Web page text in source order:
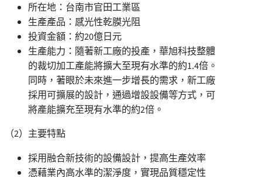
所在地：台南市官田工業區
生產產品：感光性乾膜光阻
投資金額：約20億日元
生產能力：隨著新工廠的投產，華旭科技整體
的裁切加工產能將擴大至現有水準的約1.4倍。
同時，著眼於未來進一步增長的需求，新工廠
採用可擴展的設計，通過增設設備等方式，可
將產能擴充至現有水準的約2倍。
（2）主要特點
採用融合新技術的設備設計，提高生產效率
憑藉業內高水準的潔淨度，實現品質穩定性